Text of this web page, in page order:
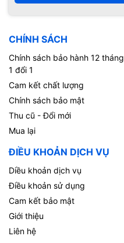
CHÍNH SÁCH
Chính sách bảo hành 12 tháng
1 đổi 1
Cam kết chất lượng
Chính sách bảo mật
Thu cũ - Đổi mới
Mua lại
ĐIỀU KHOẢN DỊCH VỤ
Diều khoản dịch vụ
Điều khoản sử dụng
Cam kết bảo mật
Giới thiệu
Liên hệ